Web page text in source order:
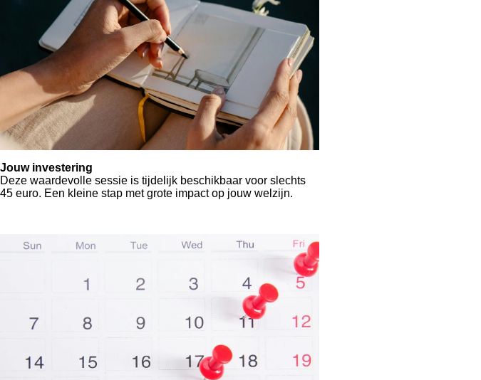
Jouw investering
Deze waardevolle sessie is tijdelijk beschikbaar voor slechts
45 euro. Een kleine stap met grote impact op jouw welzijn.